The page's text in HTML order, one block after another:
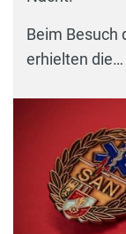
Beim Besuch
erhielten die…